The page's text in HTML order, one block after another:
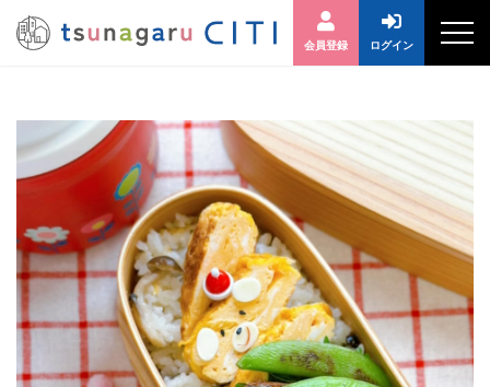
会員登録 ログイン